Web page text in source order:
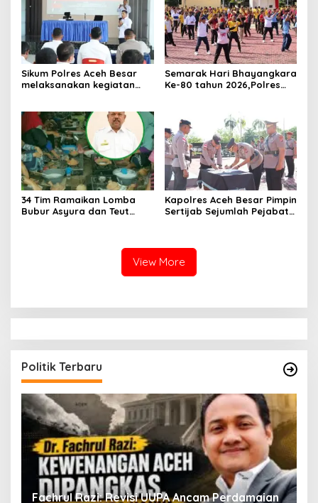
Sikum Polres Aceh Besar
melaksanakan kegiatan
dan Praperadilan Menurut
KUHP dan KUHAP Baru
Semarak Hari Bhayangkara
Ke-80 tahun 2026,Polres
Doorprize Meriah
34 Tim Ramaikan Lomba
Bubur Asyura dan Teut
Kapolres Aceh Besar Pimpin
Sertijab Sejumlah Pejabat
View More
Politik Terbaru
Fachrul Razi: Revisi UUPA Ancam Perdamaian